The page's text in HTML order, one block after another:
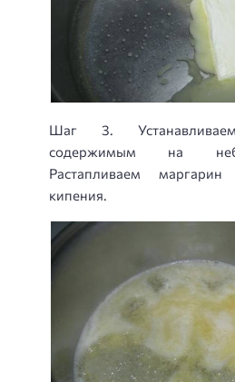
Шаг 3.
содержимым на
Растапливаем
кипения.